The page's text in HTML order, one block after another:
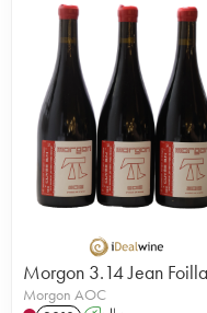
Morgon 3.14 Jean
Morgon AOC